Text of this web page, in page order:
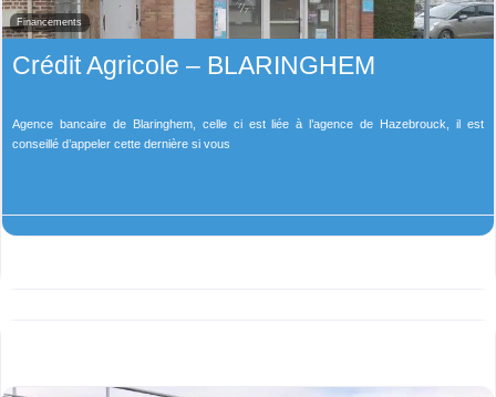
Financements
Crédit Agricole – BLARINGHEM
Agence bancaire de Blaringhem, celle ci est liée à l’agence de Hazebrouck, il est
conseillé d’appeler cette dernière si vous